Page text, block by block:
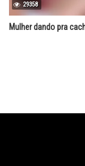
29358